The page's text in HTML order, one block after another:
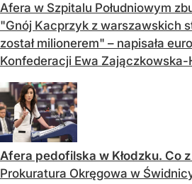
Afera w Szpitalu Południowym
"Gnój Kacprzyk z warszawskich
został milionerem" – napisała
Konfederacji Ewa Zajączkowska-
Afera pedofilska w Kłodzku. Co
Prokuratura Okręgowa w